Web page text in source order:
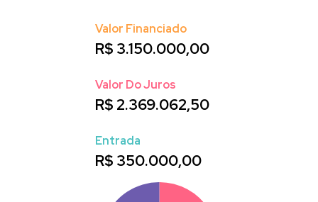
Valor Financiado
R$ 3.150.000,00
Valor Do Juros
R$2.369.062,50
Entrada
R$ 350.000,00